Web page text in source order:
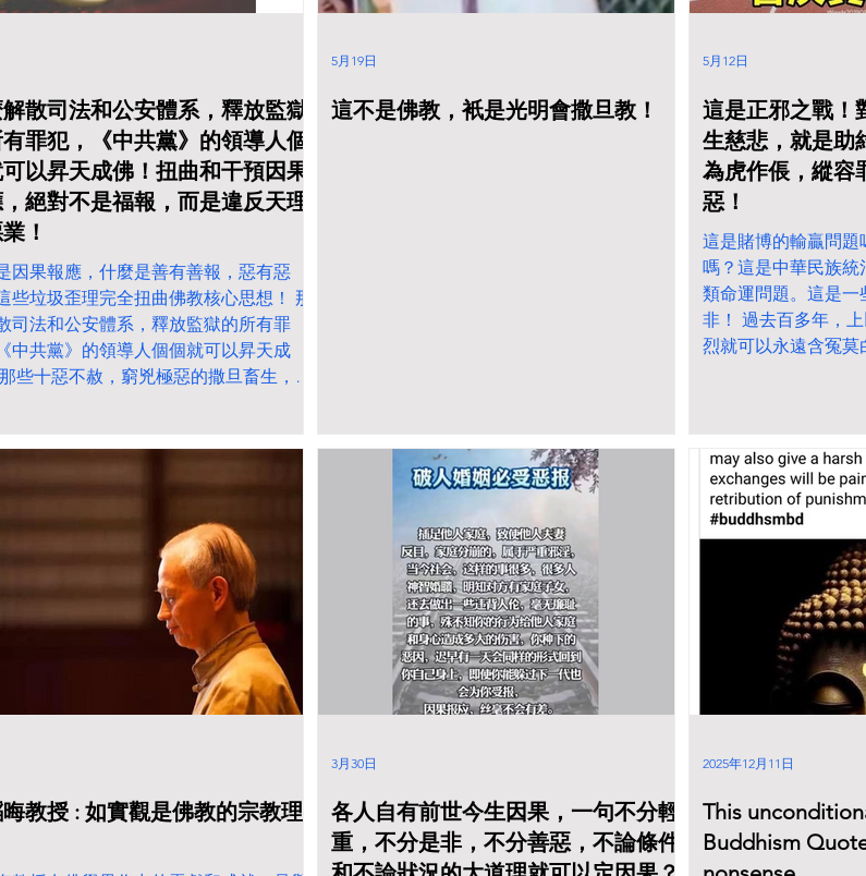
什麼要由他確定
一世班禪。 這一
導致西藏起義
亡。那麼撒旦
高舉撒旦畜生達
抗中共這個邪惡
神領袖，撒旦畜
獲得諾貝爾和
畜生，漢奸賣國
《中共中央總
近平》主席6月4
會見俄白俄羅斯
是為了向撒旦集
佈下臺信息。後
他已經遷離了
，確定已經失
是可以從這些書本獲得佛陀
經就可以了。你自己打坐可
以超越佛陀的成就嗎? 或者
有更新的突破嗎? 假若你們
希望從短短一兩小時打坐的
時間來得到神通的效果，那
麼你們是否限定上天在你們
你的時間，上天可以隨傳隨
到招呼你們？你打坐尋求神
通就好像你得閒冇事做，走
入大老闆房間期望他給你指
生是苦的，目的是要教化他
海，解脫生死。所以佛陀也
有願力和繫念，就是要教化
海。 即使大乘佛教的菩薩也
有願力和繫念，是慈悲為
懷，救度眾生為己任 。就正
如地藏菩薩說：“地獄不
空，誓不成佛”。 所以無論
是佛陀還是菩薩，他們都有
類，絕對不是因為小我，成
佛後什麼都不用做。 釋迦牟
尼稱之為佛並不是由於他在
菩提樹下打坐覺醒了，而是
他覺醒後講經說法普渡眾生
的功德，大家尊稱他為《佛
陀》，《世尊》。 佛陀的教
散司法和公安體系，釋放監獄
罪犯，《中共黨》的領導人個
以昇天成佛！扭曲和干預因果
絕對不是福報，而是違反天理
！
因果報應，什麼是善有善報，惡有惡
些垃圾歪理完全扭曲佛教核心思想！ 那
司法和公安體系，釋放監獄的所有罪
中共黨》的領導人個個就可以昇天成
些十惡不赦，窮兇極惡的撒旦畜生，就
福報，而是違反天理的惡業！
這不是佛教，衹是光明會撒旦教！
5月19日
這是正邪之戰！
生慈悲，就是助
為虎作倀，縱容
惡！
這是賭博的輸贏問題
嗎？這是中華民族統
類命運問題。這是一
非！ 過去百多年，
烈就可以永遠含冤莫
退縮，必須要抗爭
央》這個邪惡偽政權
權！ 這是正邪之戰
悲，就是助紂為虐，
容罪惡，這是真正的
5月12日
教授 : 如實觀是佛教的宗教理
各人自有前世今生因果，一句不分輕
重，不分是非，不分善惡，不論條件
3月30日
This
Buddhism
2025年12月11日